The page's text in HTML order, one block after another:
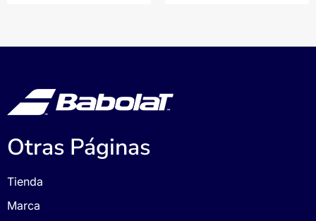
Otras Páginas
Tienda
Marca